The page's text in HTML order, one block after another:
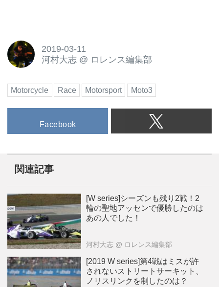
2019-03-11
河村大志 @ ロレンス編集部
Motorcycle Race Motorsport Moto3
Facebook
関連記事
[W series]シーズンも残り2戦！2
輪の聖地アッセンで優勝したのは
あの人でした！
河村大志 @ ロレンス編集部
[2019 W series]第4戦はミスが許
されないストリートサーキット、
ノリスリンクを制したのは？